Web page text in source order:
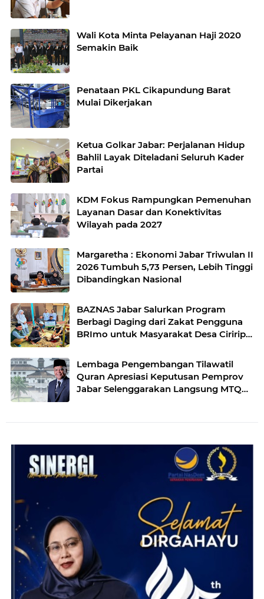
Wali Kota Minta Pelayanan Haji 2020
Semakin Baik
Penataan PKL Cikapundung Barat
Mulai Dikerjakan
Ketua Golkar Jabar: Perjalanan Hidup
Bahlil Layak Diteladani Seluruh Kader
Partai
KDM Fokus Rampungkan Pemenuhan
Layanan Dasar dan Konektivitas
Wilayah pada 2027
Margaretha : Ekonomi Jabar Triwulan II
2026 Tumbuh 5,73 Persen, Lebih Tinggi
Dibandingkan Nasional
BAZNAS Jabar Salurkan Program
Berbagi Daging dari Zakat Pengguna
BRImo untuk Masyarakat Desa Ciririp
Lembaga Pengembangan Tilawatil
Quran Apresiasi Keputusan Pemprov
Jabar Selenggarakan Langsung MTQ